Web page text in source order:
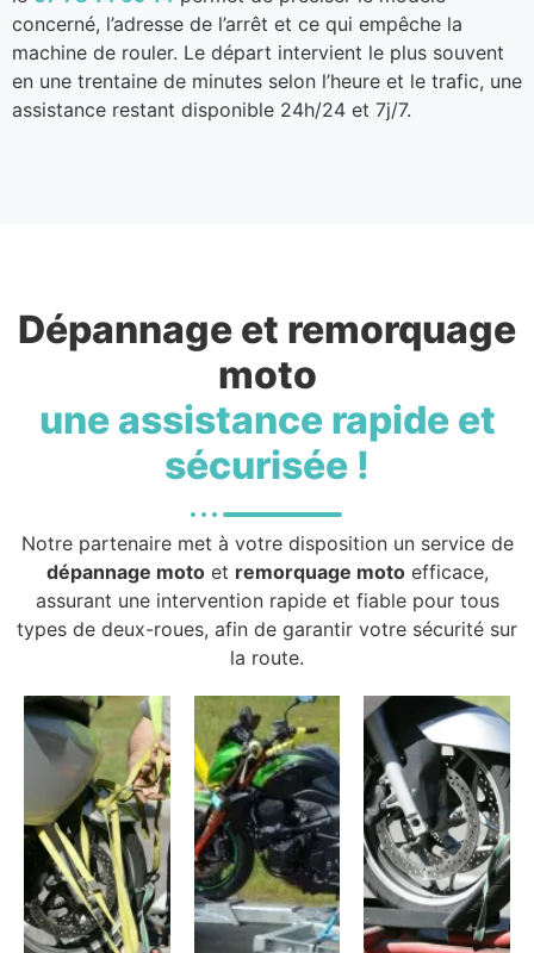
concerné, l’adresse de l’arrêt et ce qui empêche la
machine de rouler. Le départ intervient le plus souvent
en une trentaine de minutes selon l’heure et le trafic, une
assistance restant disponible 24h/24 et 7j/7.
Dépannage et remorquage
moto
une assistance rapide et
sécurisée !
Notre partenaire met à votre disposition un service de
dépannage motoet remorquage motoefficace,
assurant une intervention rapide et fiable pour tous
types de deux-roues, afin de garantir votre sécurité sur
la route.